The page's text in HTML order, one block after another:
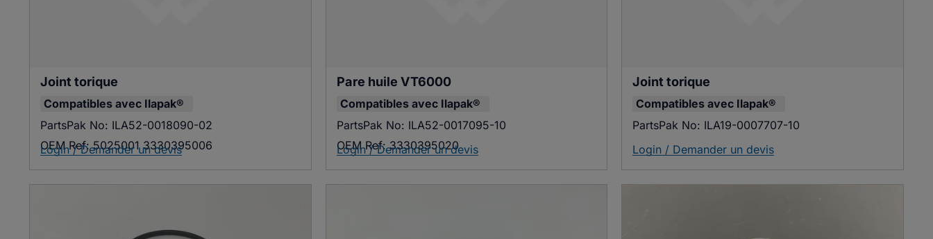
Joint torique
Compatibles avec Ilapak®
PartsPak No: ILA52-0018090-02
OEM Ref: 5025001 3330395006
Login / Demander un devis
Pare huile VT6000
Compatibles avec Ilapak®
PartsPak No: ILA52-0017095-10
OEM Ref: 3330395020
Login / Demander un devis
Joint torique
Compatibles avec Ilapak®
PartsPak No: ILA19-0007707-10
Login / Demander un devis